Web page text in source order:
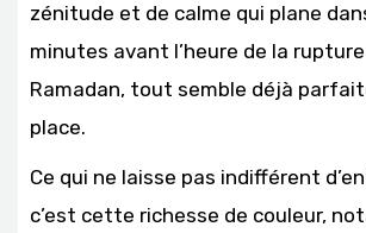
zénitude et de calme qui plane
minutes avant l’heure de la
Ramadan, tout semble déjà
place.
Ce qui ne laisse pas indifférent
c’est cette richesse de couleur,